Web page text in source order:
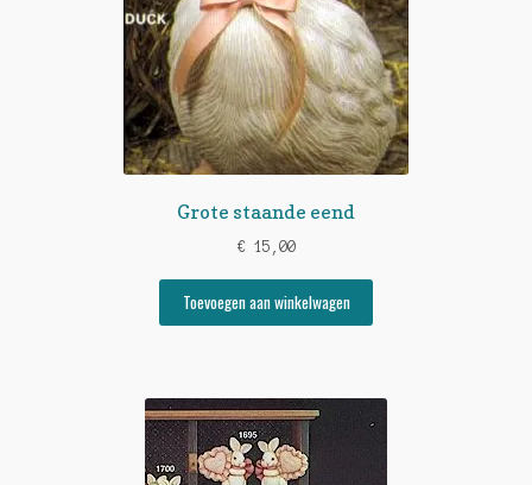
Grote staande eend
€ 15,00
Toevoegen aan winkelwagen